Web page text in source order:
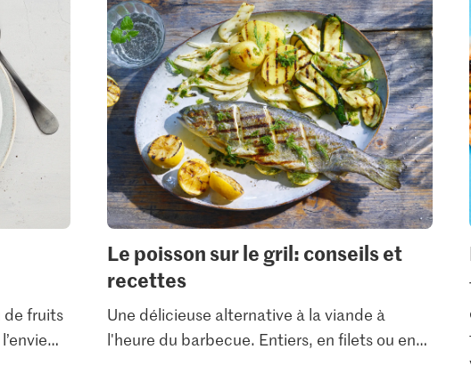
de fruits
…
Le poisson sur le gril: conseils et
recettes
Une délicieuse alternative à la viande à
l'heure du barbecue. Entiers, en filets ou en…